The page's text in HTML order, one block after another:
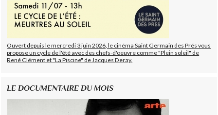
Ouvert depuis le mercredi 3 juin 2026, le cinéma Saint Germain des Prés vous
propose un cycle de l'été avec des chefs-d'oeuvre comme "Plein soleil" de
René Clément et "La Piscine" de Jacques Deray.
LE DOCUMENTAIRE DU MOIS